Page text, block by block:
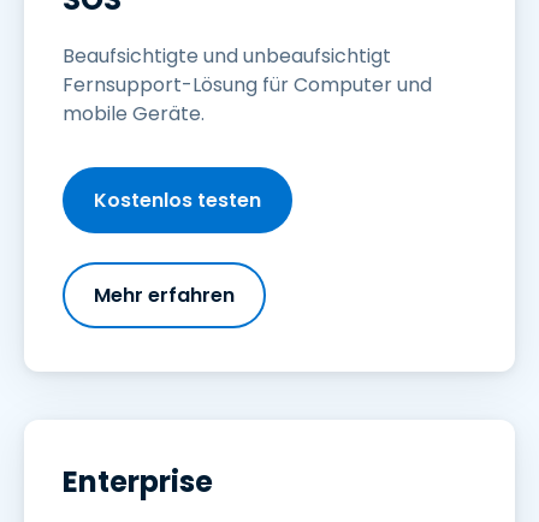
Beaufsichtigte und unbeaufsichtigt
Fernsupport-Lösung für Computer und
mobile Geräte.
Kostenlos testen
Mehr erfahren
Enterprise